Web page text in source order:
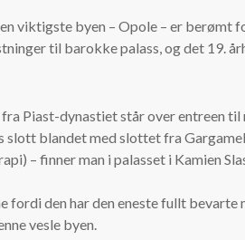
viktigste byen – Opole – er berømt
til barokke palass, og det 19.
Piast-dynastiet står over entreen
blandet med slottet fra
– finner man i palasset i Kamien
fordi den har den eneste fullt
vesle byen.